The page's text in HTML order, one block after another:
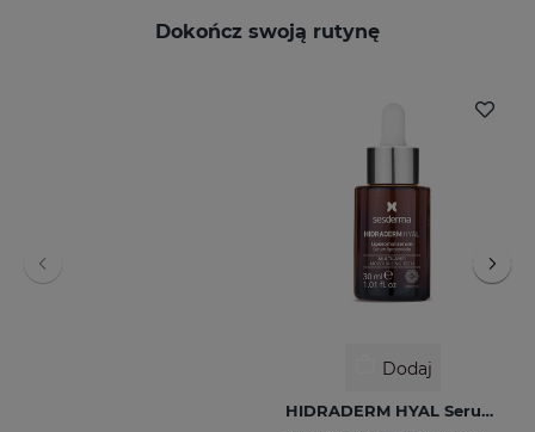
Dokończ swoją rutynę
Dodaj
HIDRADERM HYAL Serum Liposomowe 30 Ml